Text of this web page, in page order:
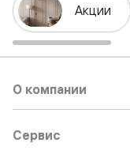
Акции
О компании
Сервис